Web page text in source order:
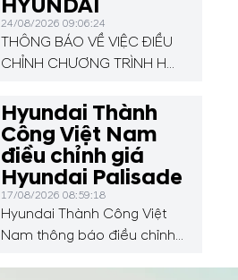
HYUNDAI
24/08/2026 09:06:24
THÔNG BÁO VỀ VIỆC ĐIỀU
CHỈNH CHƯƠNG TRÌNH HỘI
Hyundai Thành
Công Việt Nam
điều chỉnh giá
Hyundai Palisade
17/08/2026 08:59:18
Hyundai Thành Công Việt
Nam thông báo điều chỉnh